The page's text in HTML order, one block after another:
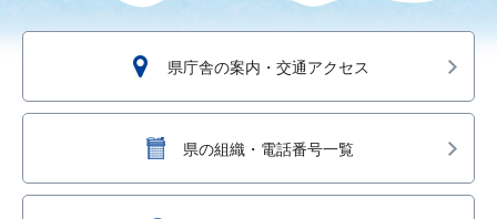
県庁舎の案内・交通アクセス
県の組織・電話番号一覧